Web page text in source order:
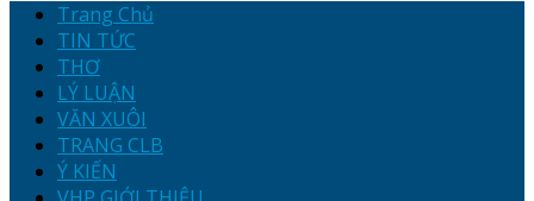
Trang Chủ
TIN TỨC
THƠ
LÝ LUẬN
VĂN XUÔI
TRANG CLB
Ý KIẾN